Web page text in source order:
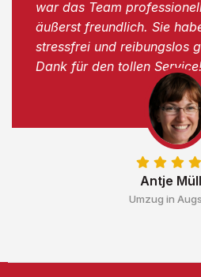
Antje
Umzug in
war das Team
äußerst freundlich. Sie
stressfrei und reibungslos
Dank für den tollen